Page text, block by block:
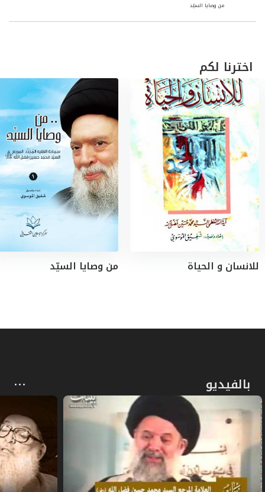
وظنّي أنّنا أدركنا جميعاً أهميّة الوحدة بين أبناء
وقت طويل، وسيبقى ما دام الوعي
والمسؤولية والخوف من الله تعالى تحكم
المسار، وتذهب باتّجاه الطريق الصحيح.. وقد
يقول قائل: لماذا نَشْرُ هذه النداءات الآن للسيّد
؟ بكلمة نقول: ليبقى فكرُ السيّد حيّاً بيننا..
والسلام
مدير المركز الإسلاميّ الثقافيّ-السيدشفيق
محمّد الموسوي -
شوَّال 1440 هـ ـ حزيران 2019
- الرئيس نبيه برّي للإعلامي الاستاذ بلال شرارة:
- إحساس السيّد فضل الله بالخطر
- نداء السيِّد فضل الله لوقف الاقتتال بين أمل
تلقّى اتّصالاً من فضل الله: قبلان يدعو حَمَلة
السلاح لعدم الانزلاق في حربٍ مجنونة
من وصايا السيّد
اخترنا لكم
للانسان و الحياة من وصايا السيّد
بالفيديو